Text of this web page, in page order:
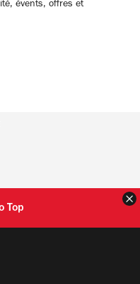
évents, offres et
Top